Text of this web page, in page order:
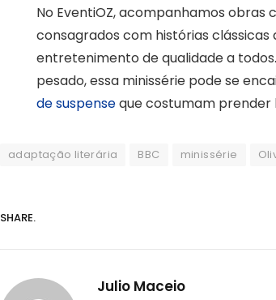
No EventiOZ, acompanhamos
consagrados com histórias
entretenimento de qualidade a
pesado, essa minissérie pode se
de suspenseque costumam
adaptação literária BBC minissérie
SHARE.
Julio Maceio